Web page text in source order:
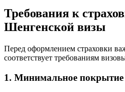
Требования к
Шенгенской визы
Перед оформлением страховки
соответствует требованиям
1. Минимальное покрытие